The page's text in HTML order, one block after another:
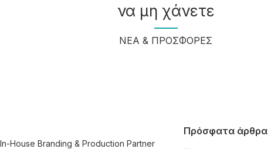
να μη χάνετε
ΝΕΑ & ΠΡΟΣΦΟΡΕΣ
In-House Branding & Production Partner
Πρόσφατα άρθρα